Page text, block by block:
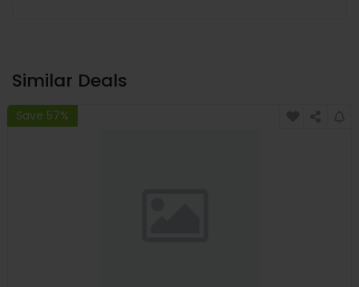
Similar Deals
Save 57%